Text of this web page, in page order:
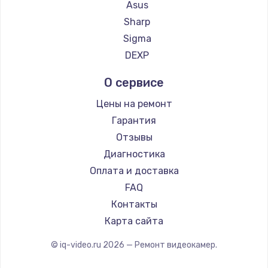
Asus
Sharp
Sigma
DEXP
О сервисе
Цены на ремонт
Гарантия
Отзывы
Диагностика
Оплата и доставка
FAQ
Контакты
Карта сайта
© iq-video.ru 2026 — Ремонт видеокамер.